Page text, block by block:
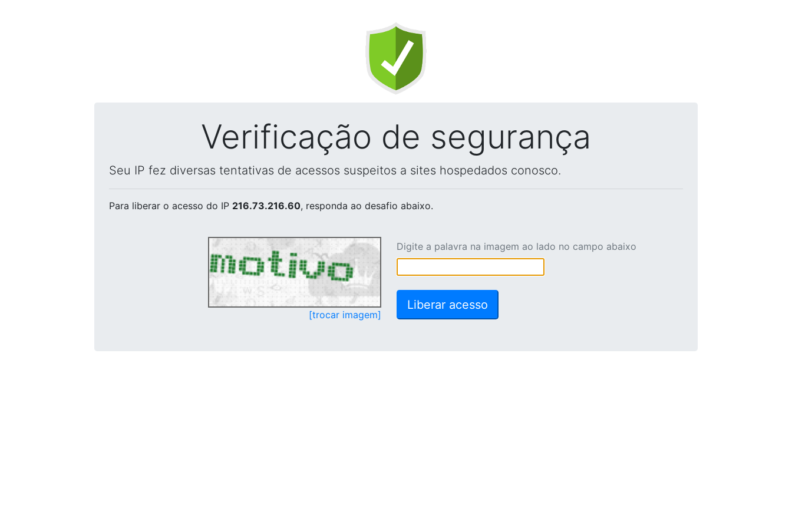
Verificação de segurança
Seu IP fez diversas tentativas de acessos suspeitos a sites hospedados conosco.
Para liberar o acesso do IP 216.73.216.60, responda ao desafio abaixo.
[trocar imagem]
Digite a palavra na imagem ao lado no campo abaixo